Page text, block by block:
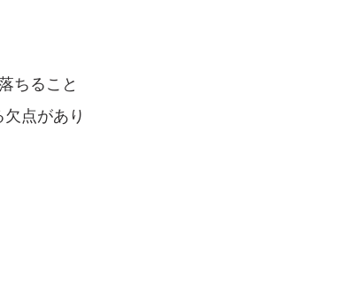
ちること
点があり